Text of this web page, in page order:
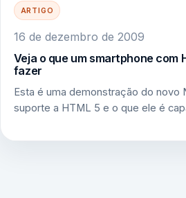
ARTIGO
16 de dezembro de 2009
Veja o que um smartphone com
fazer
Esta é uma demonstração do novo
suporte a HTML 5 e o que ele é